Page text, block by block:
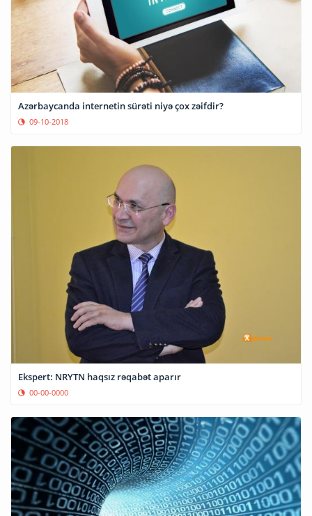
Azərbaycanda internetin sürəti niyə çox zəifdir?
09-10-2018
Ekspert: NRYTN haqsız rəqabət aparır
00-00-0000